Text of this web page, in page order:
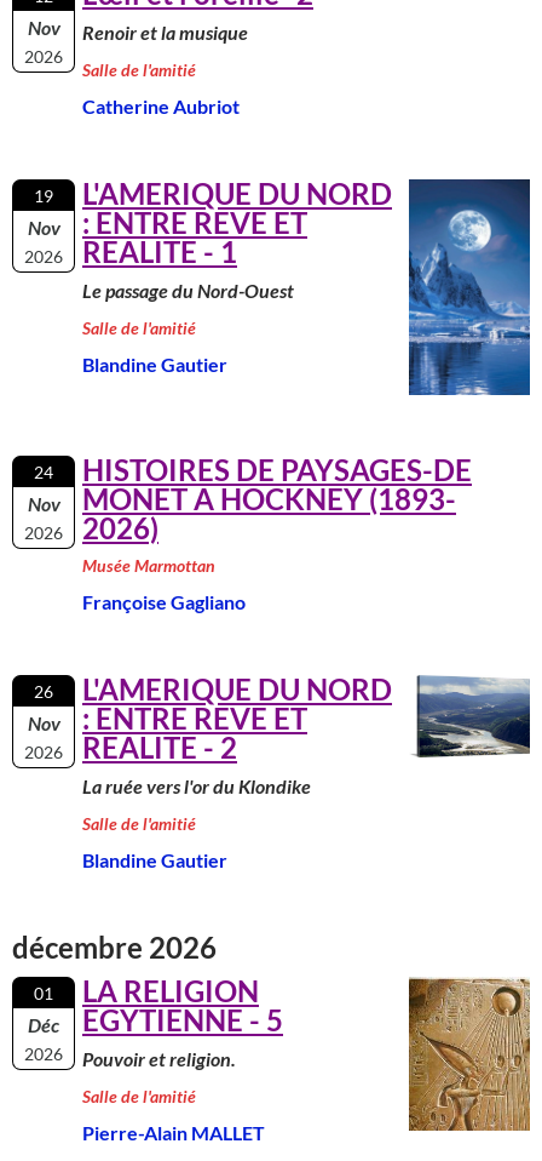
Nov
2026
Renoir et la musique
Salle de l'amitié
Catherine Aubriot
19
Nov
2026
L'AMERIQUE DU NORD
: ENTRE REVE ET
REALITE - 1
Le passage du Nord-Ouest
Salle de l'amitié
Blandine Gautier
24
Nov
2026
HISTOIRES DE PAYSAGES-DE
MONET A HOCKNEY (1893-
2026)
Musée Marmottan
Françoise Gagliano
26
Nov
2026
L'AMERIQUE DU NORD
: ENTRE REVE ET
REALITE - 2
La ruée vers l'or du Klondike
Salle de l'amitié
Blandine Gautier
décembre 2026
01
Déc
2026
LA RELIGION
EGYTIENNE - 5
Pouvoir et religion.
Salle de l'amitié
Pierre-Alain MALLET